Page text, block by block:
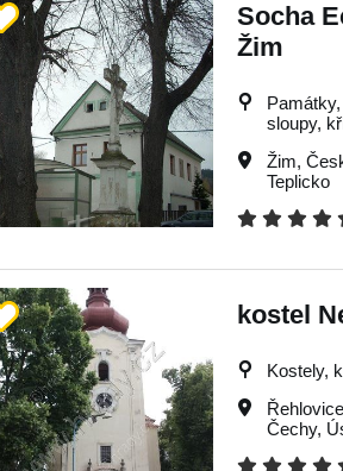
Socha
Žim
sloupy,
Žim,
Teplicko
kostel
Kostely,
Řehlovice
Čechy,